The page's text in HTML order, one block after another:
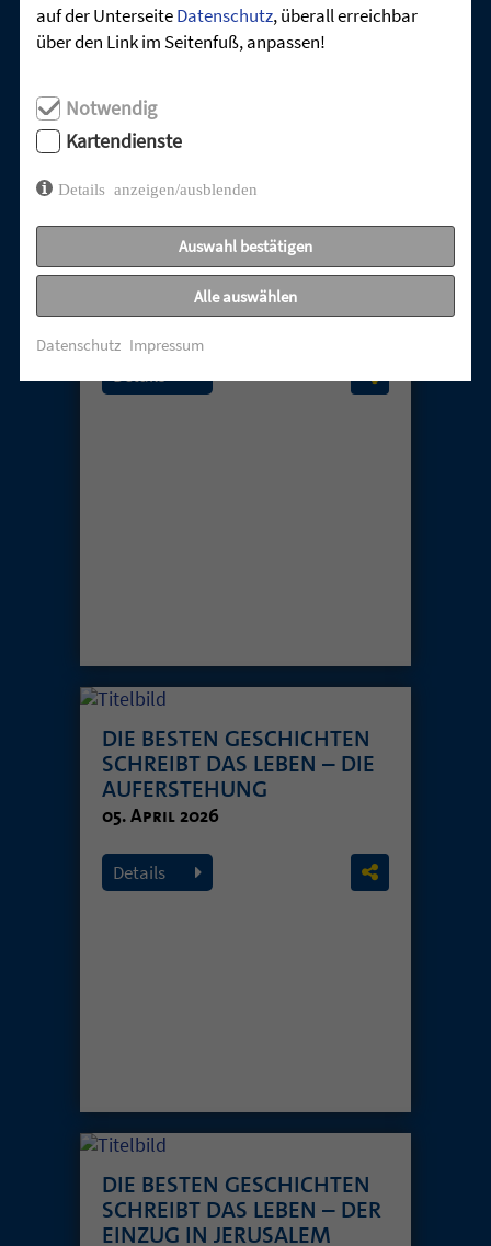
ALLES NEU – NEU GEBOREN
12. April 2026
Details
DIE BESTEN GESCHICHTEN
SCHREIBT DAS LEBEN – DIE
AUFERSTEHUNG
05. April 2026
Details
DIE BESTEN GESCHICHTEN
SCHREIBT DAS LEBEN – DER
EINZUG IN JERUSALEM
auf der UnterseiteDatenschutz, überall erreichbar
über den Link im Seitenfuß, anpassen!
Notwendig
Kartendienste
Details anzeigen/ausblenden
Auswahl bestätigen
Alle auswählen
Datenschutz Impressum